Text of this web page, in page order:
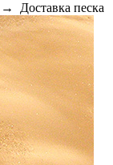
→ Доставка песка